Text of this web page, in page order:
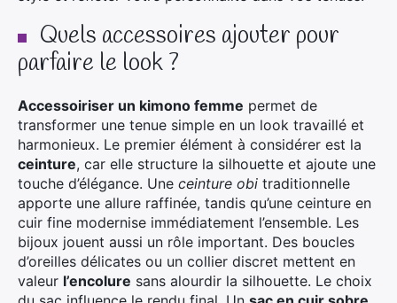
Quels accessoires ajouter pour
parfaire le look ?
Accessoiriser un kimono femme permet de
transformer une tenue simple en un look travaillé et
harmonieux. Le premier élément à considérer est la
ceinture, car elle structure la silhouette et ajoute une
touche d’élégance. Une ceinture obi traditionnelle
apporte une allure raffinée, tandis qu’une ceinture en
cuir fine modernise immédiatement l’ensemble. Les
bijoux jouent aussi un rôle important. Des boucles
d’oreilles délicates ou un collier discret mettent en
valeur l’encolure sans alourdir la silhouette. Le choix